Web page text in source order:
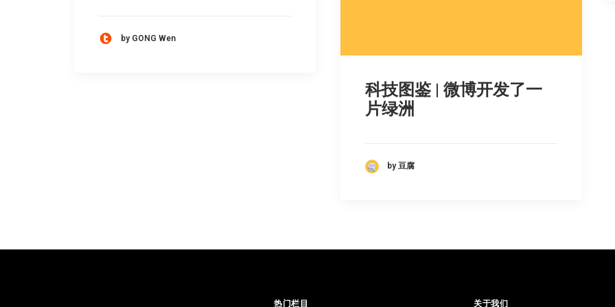
科技图鉴 | 微博开发了一
片绿洲
by 豆腐
by GONG Wen
热门栏目 关于我们